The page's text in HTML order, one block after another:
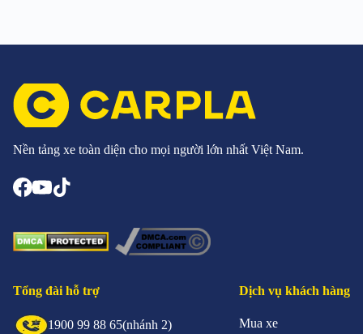
Nền tảng xe toàn diện cho mọi người lớn nhất Việt Nam.
Tổng đài hỗ trợ
1900 99 88 65(nhánh 2)
Dịch vụ khách hàng
Mua xe